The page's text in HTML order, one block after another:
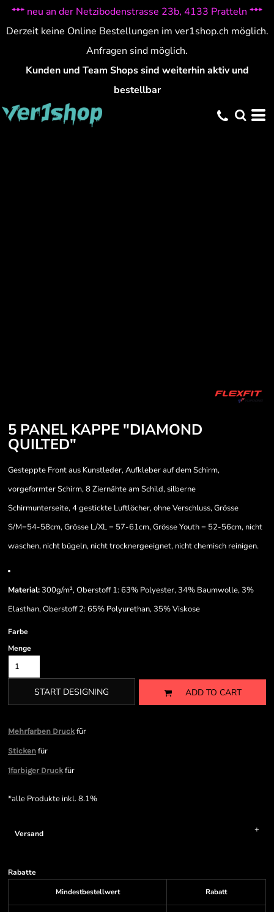
*** neu an der Netzibodenstrasse 23b, 4133 Pratteln ***
Derzeit keine Online Bestellungen im ver1shop.ch möglich.
Anfragen sind möglich.
Kunden und Team Shops sind weiterhin aktiv und
bestellbar
5 PANEL KAPPE "DIAMOND
QUILTED"
Gesteppte Front aus Kunstleder, Aufkleber auf dem Schirm,
vorgeformter Schirm, 8 Ziernähte am Schild, silberne
Schirmunterseite, 4 gestickte Luftlöcher, ohne Verschluss, Grösse
S/M=54-58cm, Grösse L/XL = 57-61cm, Grösse Youth = 52-56cm, nicht
waschen, nicht bügeln, nicht trocknergeeignet, nicht chemisch reinigen.
Material:300g/m², Oberstoff 1: 63% Polyester, 34% Baumwolle, 3%
Elasthan, Oberstoff 2: 65% Polyurethan, 35% Viskose
Farbe
Menge
START DESIGNING ADD TO CART
Mehrfarben Druckfür
Sticken für
1farbiger Druckfür
*alle Produkte inkl. 8.1%
Versand
Rabatte
Mindestbestellwert
Rabatt